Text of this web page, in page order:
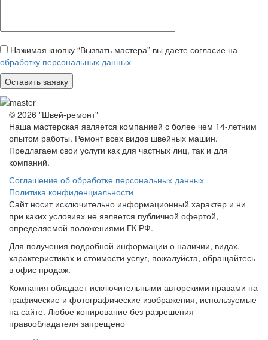
Нажимая кнопку “Вызвать мастера” вы даете согласие на
обработку персональных данных
© 2026 "Швей-ремонт"
Наша мастерская является компанией с более чем 14-летним
опытом работы. Ремонт всех видов швейных машин.
Предлагаем свои услуги как для частных лиц, так и для
компаний.
Соглашение об обработке персональных данных
Политика конфиденциальности
Сайт носит исключительно информационный характер и ни
при каких условиях не является публичной офертой,
определяемой положениями ГК РФ.
Для получения подробной информации о наличии, видах,
характеристиках и стоимости услуг, пожалуйста, обращайтесь
в офис продаж.
Компания обладает исключительными авторскими правами на
графические и фотографические изображения, используемые
на сайте. Любое копирование без разрешения
правообладателя запрещено